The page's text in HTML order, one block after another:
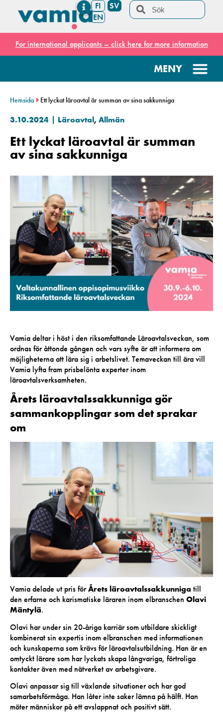
FI
SV
EN
For international applicants – click here for more information
Hemsida Ett lyckat läroavtal är summan av sina sakkunniga
3.10.2024 Läroavtal, Allmän
Ett lyckat läroavtal är summan
av sina sakkunniga
Vamia deltar i höst i den riksomfattande Läroavtalsveckan, som
ordnas för åttonde gången och vars syfte är att informera om
möjligheterna att lära sig i arbetslivet. Temaveckan till ära vill
Vamia lyfta fram prisbelönta experter inom
läroavtalsverksamheten.
Årets läroavtalssakkunniga gör
sammankopplingar som det sprakar
om
Vamia delade ut pris förÅrets läroavtalssakkunniga till
den erfarne och karismatiske läraren inom elbranschen Olavi
Mäntylä.
Olavi har under sin 20-åriga karriär som utbildare skickligt
kombinerat sin expertis inom elbranschen med informationen
och kunskaperna som krävs för läroavtalsutbildning. Han är en
omtyckt lärare som har lyckats skapa långvariga, förtroliga
kontakter även med nätverket av arbetsgivare.
Olavi anpassar sig till växlande situationer och har god
samarbetsförmåga. Han låter inte saker lämna på hälft. Han
möter människor på ett avslappnat och positivt sätt.